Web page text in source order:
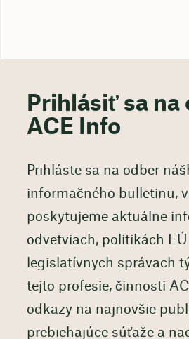
Prihlásiť sa na
ACE Info
Prihláste sa na odber
informačného bulletinu,
poskytujeme aktuálne
odvetviach, politikách EÚ
legislatívnych správach
tejto profesie, činnosti
odkazy na najnovšie
prebiehajúce súťaže a